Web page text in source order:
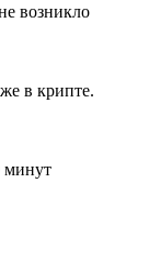
возникло
в крипте.
минут